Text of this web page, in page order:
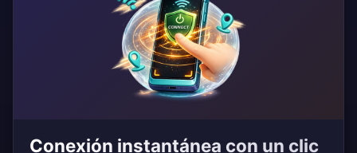
Conexión instantánea con un clic